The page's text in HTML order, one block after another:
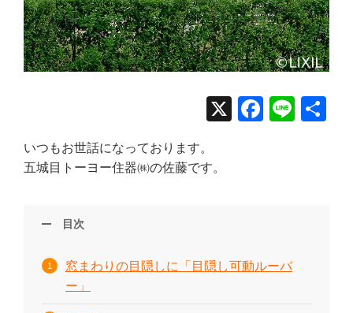
X Line
いつもお世話になっております。
五城目トーヨー住器㈱の佐藤です。
目次
窓まわりの目隠しに「目隠し可動ルーバ
ー」